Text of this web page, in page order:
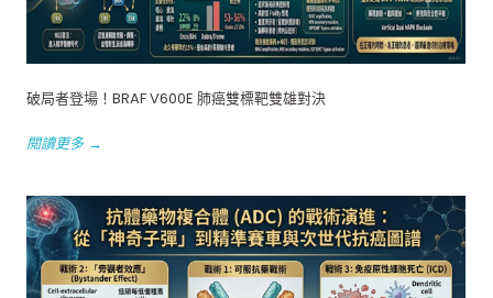
破局者登場！BRAF V600E 肺癌雙標靶雙雄對決
閱讀更多 →